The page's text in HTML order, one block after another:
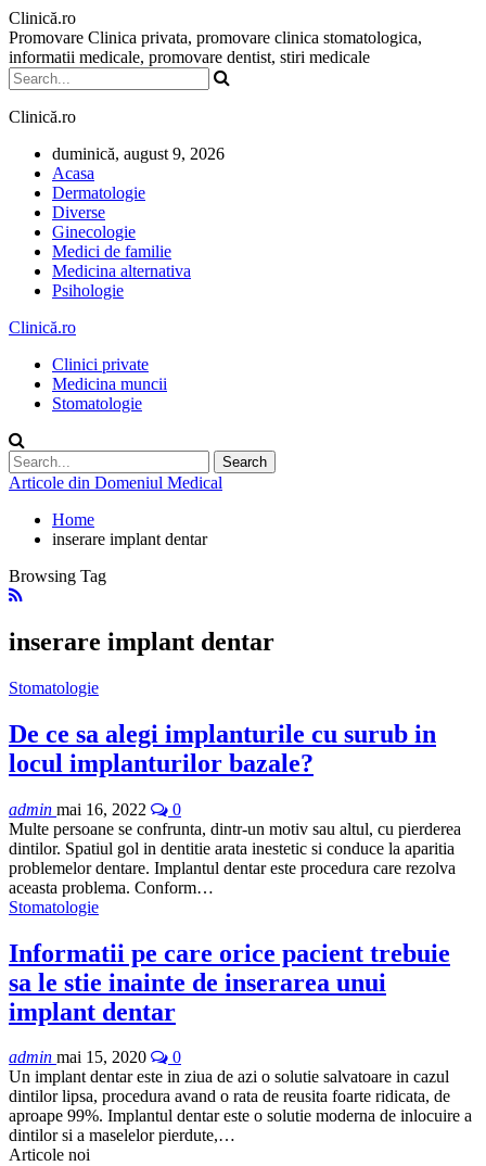
Clinică.ro
Promovare Clinica privata, promovare clinica stomatologica,
informatii medicale, promovare dentist, stiri medicale
Clinică.ro
duminică, august 9, 2026
Acasa
Dermatologie
Diverse
Ginecologie
Medici de familie
Medicina alternativa
Psihologie
Clinică.ro
Clinici private
Medicina muncii
Stomatologie
Articole din Domeniul Medical
Home
inserare implant dentar
Browsing Tag
inserare implant dentar
Stomatologie
De ce sa alegi implanturile cu surub in
locul implanturilor bazale?
admin mai 16, 2022
0
Multe persoane se confrunta, dintr-un motiv sau altul, cu pierderea
dintilor. Spatiul gol in dentitie arata inestetic si conduce la aparitia
problemelor dentare. Implantul dentar este procedura care rezolva
aceasta problema. Conform…
Stomatologie
Informatii pe care orice pacient trebuie
sa le stie inainte de inserarea unui
implant dentar
admin mai 15, 2020
0
Un implant dentar este in ziua de azi o solutie salvatoare in cazul
dintilor lipsa, procedura avand o rata de reusita foarte ridicata, de
aproape 99%. Implantul dentar este o solutie moderna de inlocuire a
dintilor si a maselelor pierdute,…
Articole noi